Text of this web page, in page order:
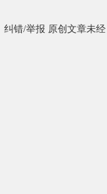
纠错/举报 原创文章未经